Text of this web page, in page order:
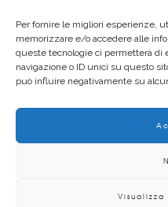
Per fornire le migliori esperienze,
memorizzare e/o accedere alle
queste tecnologie ci permetterà di
navigazione o ID unici su questo
può influire negativamente su
Privacy Policy IT
Privacy Policy EN
Cookie Policy IT
Cookie Policy EN